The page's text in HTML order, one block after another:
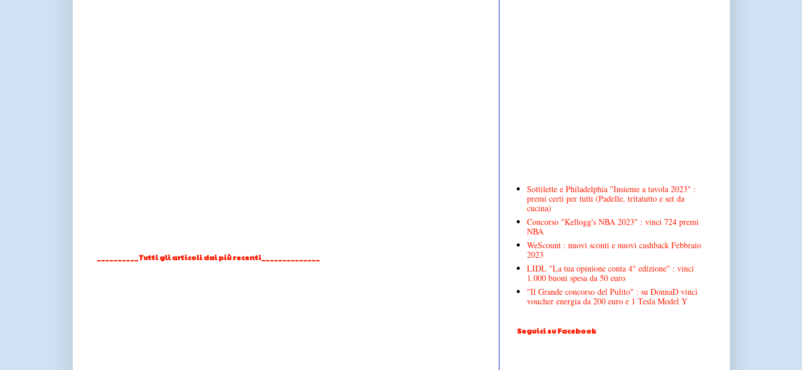
__________Tutti gli articoli dai più recenti______________
Sottilette e Philadelphia "Insieme a tavola 2023" :
premi certi per tutti (Padelle, tritatutto e set da
cucina)
Concorso "Kellogg's NBA 2023" : vinci 724 premi
NBA
WeScount : nuovi sconti e nuovi cashback Febbraio
2023
LIDL "La tua opinione conta 4° edizione" : vinci
1.000 buoni spesa da 50 euro
"Il Grande concorso del Pulito" : su DonnaD vinci
voucher energia da 200 euro e 1 Tesla Model Y
Seguici su Facebook